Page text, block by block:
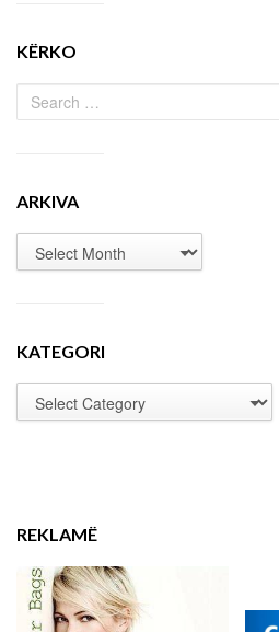
KËRKO
ARKIVA
KATEGORI
REKLAMË